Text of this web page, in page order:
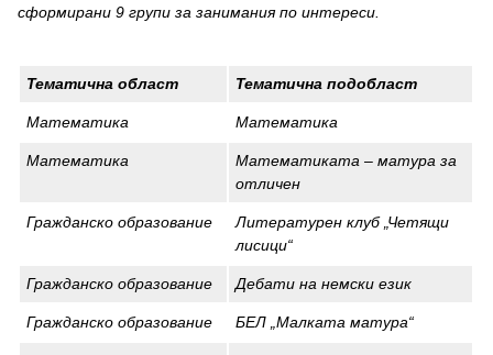
сформирани 9 групи за занимания по интереси.
Тематична област Тематична подобласт
Математика Математика
Математика
Математиката – матура за
отличен
Гражданско образование
Литературен клуб „Четящи
лисици“
Гражданско образование Дебати на немски език
Гражданско образование БЕЛ „Малката матура“